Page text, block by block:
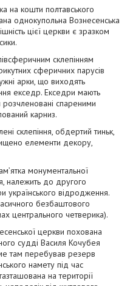
на кошти полтавського
однокупольна Вознесенська
цієї церкви є зразком
склепінням
сферичних парусів
арки, що виходять
екседр. Екседри мають
розчленовані спареними
карниз.
склепіння, обдертий тиньк,
елементи декору,
монументальної
належить до другого
українського відродження.
безбаштового
центрального четверика).
церкви похована
судді Василя Кочубея
там перебував резерв
намету під час
на території